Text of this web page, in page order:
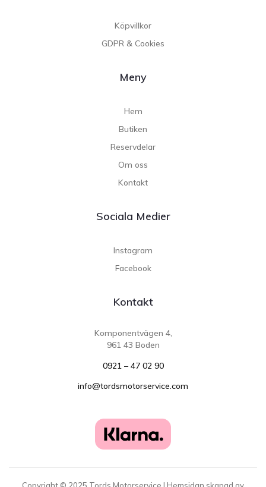
Köpvillkor
GDPR & Cookies
Meny
Hem
Butiken
Reservdelar
Om oss
Kontakt
Sociala Medier
Instagram
Facebook
Kontakt
Komponentvägen 4,
961 43 Boden
0921 – 47 02 90
info@tordsmotorservice.com
Copyright © 2025 Tords Motorservice | Hemsidan skapad av